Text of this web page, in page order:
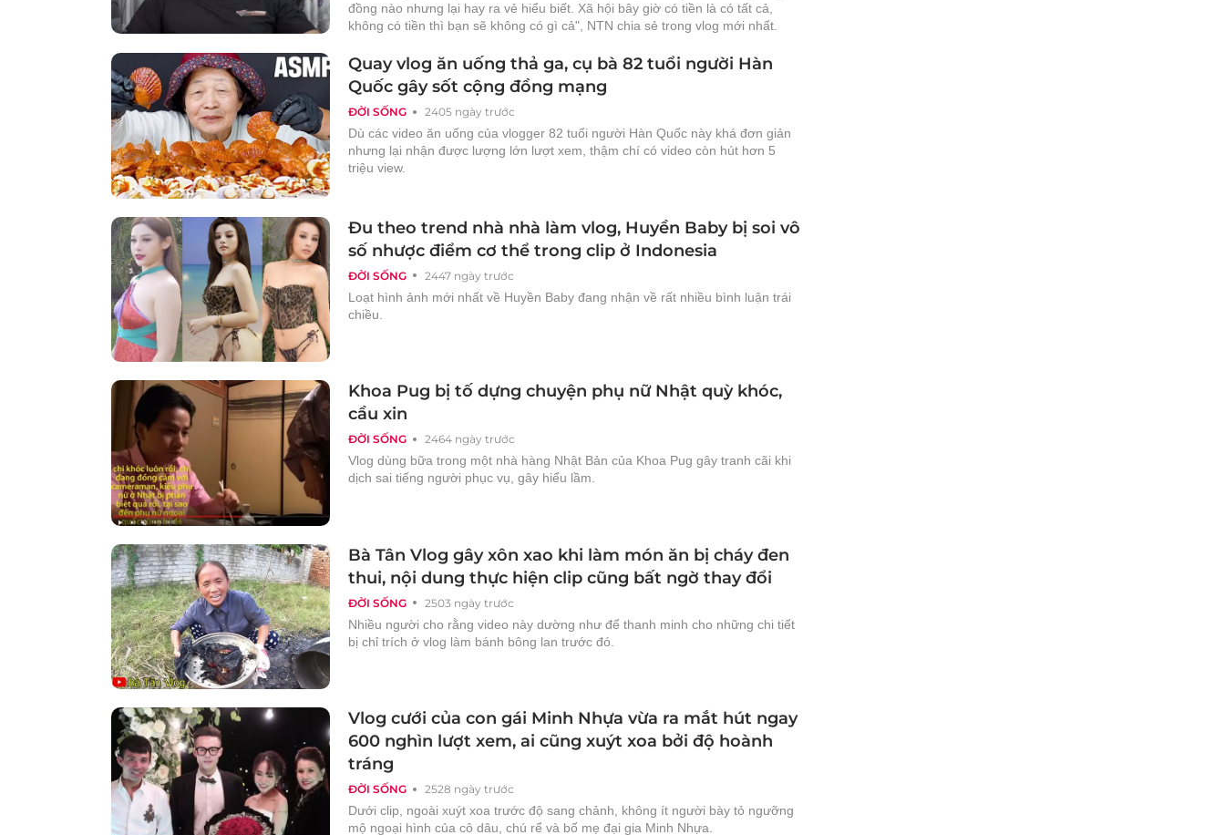
đồng nào nhưng lại hay ra vẻ hiểu biết. Xã hội bây giờ có tiền là có tất cả,
không có tiền thì bạn sẽ không có gì cả", NTN chia sẻ trong vlog mới nhất.
ĐỜI SỐNG 2405 ngày trước
Quay vlog ăn uống thả ga, cụ bà 82 tuổi người Hàn
Quốc gây sốt cộng đồng mạng
Dù các video ăn uống của vlogger 82 tuổi người Hàn Quốc này khá đơn giản
nhưng lại nhận được lượng lớn lượt xem, thậm chí có video còn hút hơn 5
triệu view.
ĐỜI SỐNG 2447 ngày trước
Đu theo trend nhà nhà làm vlog, Huyền Baby bị soi vô
số nhược điểm cơ thể trong clip ở Indonesia
Loạt hình ảnh mới nhất về Huyền Baby đang nhận về rất nhiều bình luận trái
chiều.
ĐỜI SỐNG 2464 ngày trước
Khoa Pug bị tố dựng chuyện phụ nữ Nhật quỳ khóc,
cầu xin
Vlog dùng bữa trong một nhà hàng Nhật Bản của Khoa Pug gây tranh cãi khi
dịch sai tiếng người phục vụ, gây hiểu lầm.
ĐỜI SỐNG 2503 ngày trước
Bà Tân Vlog gây xôn xao khi làm món ăn bị cháy đen
thui, nội dung thực hiện clip cũng bất ngờ thay đổi
Nhiều người cho rằng video này dường như để thanh minh cho những chi tiết
bị chỉ trích ở vlog làm bánh bông lan trước đó.
ĐỜI SỐNG 2528 ngày trước
Vlog cưới của con gái Minh Nhựa vừa ra mắt hút ngay
600 nghìn lượt xem, ai cũng xuýt xoa bởi độ hoành
tráng
Dưới clip, ngoài xuýt xoa trước độ sang chảnh, không ít người bày tỏ ngưỡng
mộ ngoại hình của cô dâu, chú rể và bố mẹ đại gia Minh Nhựa.